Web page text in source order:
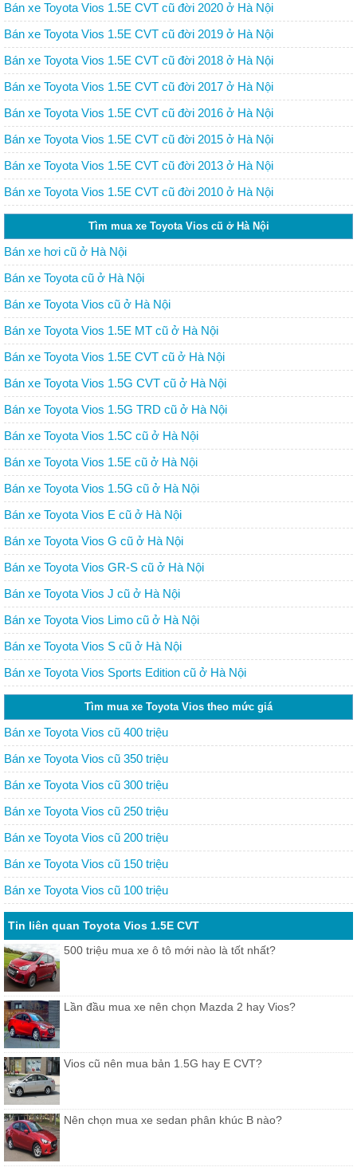
Bán xe Toyota Vios 1.5E CVT cũ đời 2020 ở Hà Nội
Bán xe Toyota Vios 1.5E CVT cũ đời 2019 ở Hà Nội
Bán xe Toyota Vios 1.5E CVT cũ đời 2018 ở Hà Nội
Bán xe Toyota Vios 1.5E CVT cũ đời 2017 ở Hà Nội
Bán xe Toyota Vios 1.5E CVT cũ đời 2016 ở Hà Nội
Bán xe Toyota Vios 1.5E CVT cũ đời 2015 ở Hà Nội
Bán xe Toyota Vios 1.5E CVT cũ đời 2013 ở Hà Nội
Bán xe Toyota Vios 1.5E CVT cũ đời 2010 ở Hà Nội
Tìm mua xe Toyota Vios cũ ở Hà Nội
Bán xe hơi cũ ở Hà Nội
Bán xe Toyota cũ ở Hà Nội
Bán xe Toyota Vios cũ ở Hà Nội
Bán xe Toyota Vios 1.5E MT cũ ở Hà Nội
Bán xe Toyota Vios 1.5E CVT cũ ở Hà Nội
Bán xe Toyota Vios 1.5G CVT cũ ở Hà Nội
Bán xe Toyota Vios 1.5G TRD cũ ở Hà Nội
Bán xe Toyota Vios 1.5C cũ ở Hà Nội
Bán xe Toyota Vios 1.5E cũ ở Hà Nội
Bán xe Toyota Vios 1.5G cũ ở Hà Nội
Bán xe Toyota Vios E cũ ở Hà Nội
Bán xe Toyota Vios G cũ ở Hà Nội
Bán xe Toyota Vios GR-S cũ ở Hà Nội
Bán xe Toyota Vios J cũ ở Hà Nội
Bán xe Toyota Vios Limo cũ ở Hà Nội
Bán xe Toyota Vios S cũ ở Hà Nội
Bán xe Toyota Vios Sports Edition cũ ở Hà Nội
Tìm mua xe Toyota Vios theo mức giá
Bán xe Toyota Vios cũ 400 triệu
Bán xe Toyota Vios cũ 350 triệu
Bán xe Toyota Vios cũ 300 triệu
Bán xe Toyota Vios cũ 250 triệu
Bán xe Toyota Vios cũ 200 triệu
Bán xe Toyota Vios cũ 150 triệu
Bán xe Toyota Vios cũ 100 triệu
Tin liên quan Toyota Vios 1.5E CVT
500 triệu mua xe ô tô mới nào là tốt nhất?
Lần đầu mua xe nên chọn Mazda 2 hay Vios?
Vios cũ nên mua bản 1.5G hay E CVT?
Nên chọn mua xe sedan phân khúc B nào?